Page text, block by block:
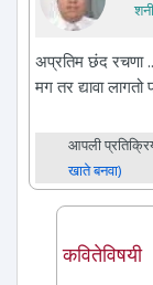
अप्रतिम छंद रचणा
मग तर द्यावा लागतो
आपली
खाते बनवा)
कवितेविषयी